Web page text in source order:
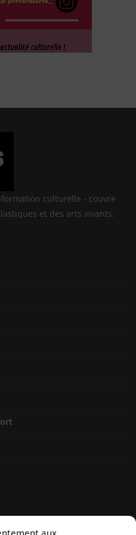
aux
culturelle - couvre
et des arts vivants.